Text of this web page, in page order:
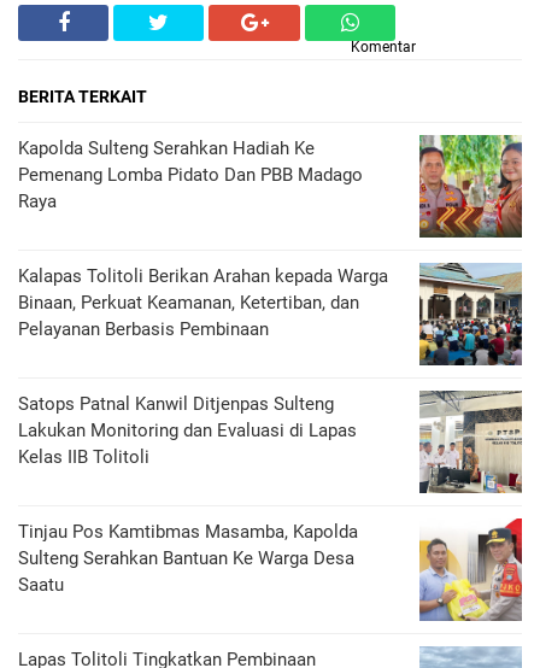
Komentar
BERITA TERKAIT
Kapolda Sulteng Serahkan Hadiah Ke
Pemenang Lomba Pidato Dan PBB Madago
Raya
Kalapas Tolitoli Berikan Arahan kepada Warga
Binaan, Perkuat Keamanan, Ketertiban, dan
Pelayanan Berbasis Pembinaan
Satops Patnal Kanwil Ditjenpas Sulteng
Lakukan Monitoring dan Evaluasi di Lapas
Kelas IIB Tolitoli
Tinjau Pos Kamtibmas Masamba, Kapolda
Sulteng Serahkan Bantuan Ke Warga Desa
Saatu
Lapas Tolitoli Tingkatkan Pembinaan